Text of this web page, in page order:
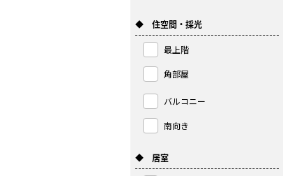
◆ 住空間・採光
最上階
角部屋
バルコニー
南向き
◆ 居室